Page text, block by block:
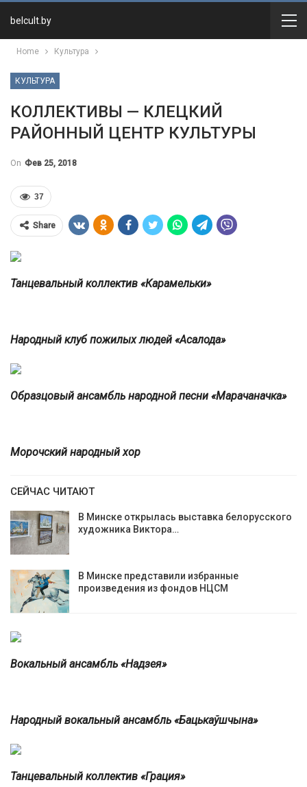
belcult.by
Home Культура
КУЛЬТУРА
КОЛЛЕКТИВЫ — КЛЕЦКИЙ
РАЙОННЫЙ ЦЕНТР КУЛЬТУРЫ
On Фев 25, 2018
37
Share
Танцевальный коллектив «Карамельки»
Народный клуб пожилых людей «Асалода»
Образцовый ансамбль народной песни «Марачаначка»
Морочский народный хор
СЕЙЧАС ЧИТАЮТ
В Минске открылась выставка белорусского
художника Виктора…
В Минске представили избранные
произведения из фондов НЦСМ
Вокальный ансамбль «Надзея»
Народный вокальный ансамбль «Бацькаўшчына»
Танцевальный коллектив «Грация»